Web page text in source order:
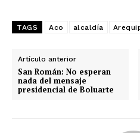
TAGS Aco alcaldía
Artículo anterior
San Román: No esperan
nada del mensaje
presidencial de Boluarte